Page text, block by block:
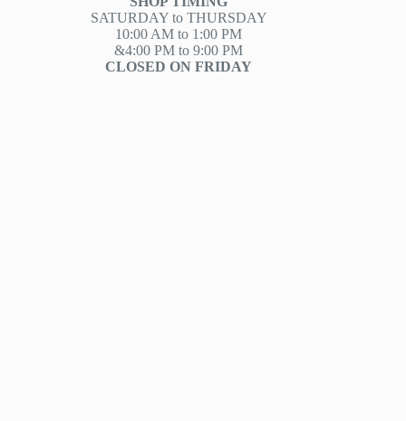
SATURDAY to THURSDAY
10:00 AM to 1:00 PM
&4:00 PM to 9:00 PM
CLOSED ON FRIDAY